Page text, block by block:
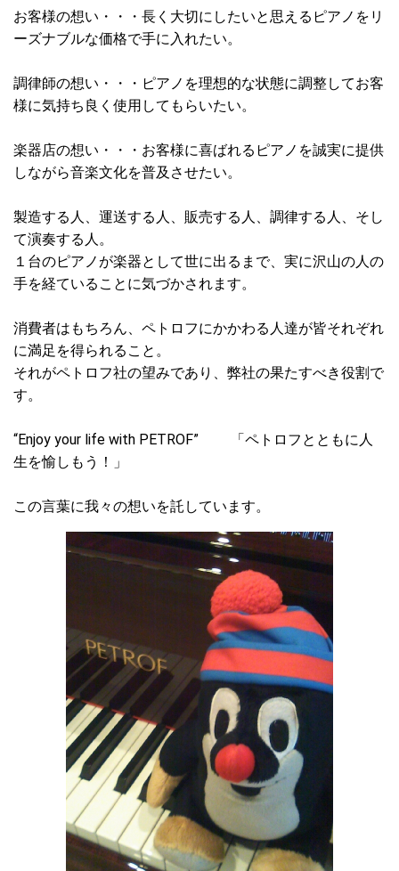
お客様の想い・・・長く大切にしたいと思えるピアノをリ
ーズナブルな価格で手に入れたい。
調律師の想い・・・ピアノを理想的な状態に調整してお客
様に気持ち良く使用してもらいたい。
楽器店の想い・・・お客様に喜ばれるピアノを誠実に提供
しながら音楽文化を普及させたい。
製造する人、運送する人、販売する人、調律する人、そし
て演奏する人。
１台のピアノが楽器として世に出るまで、実に沢山の人の
手を経ていることに気づかされます。
消費者はもちろん、ペトロフにかかわる人達が皆それぞれ
に満足を得られること。
それがペトロフ社の望みであり、弊社の果たすべき役割で
す。
“Enjoy your life with PETROF” 「ペトロフとともに人
生を愉しもう！」
この言葉に我々の想いを託しています。